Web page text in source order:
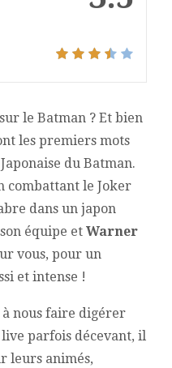
le Batman ? Et bien
les premiers mots
du Batman.
combattant le Joker
dans un japon
son équipe etWarner
vous, pour un
et intense !
nous faire digérer
live parfois décevant, il
leurs animés,